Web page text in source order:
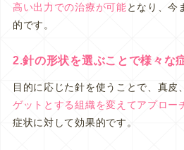
高い出力での治療が可能となり、今
的です。
2.針の形状を選ぶことで様々な
目的に応じた針を使うことで、真皮
ゲットとする組織を変えてアプロー
症状に対して効果的です。